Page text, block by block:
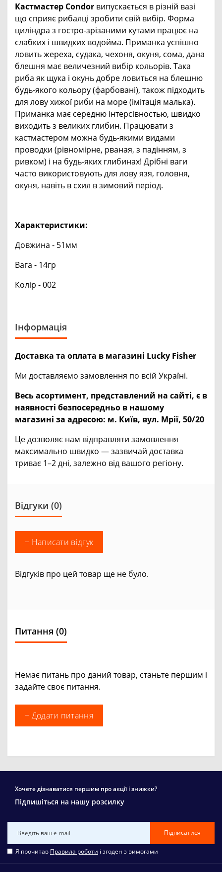
Кастмастер Condor випускається в різній вазі
що сприяє рибалці зробити свій вибір. Форма
циліндра з гостро-зрізаними кутами працює на
слабких і швидких водойма. Приманка успішно
ловить жереха, судака, чехоня, окуня, сома, дана
блешня має величезний вибір кольорів. Така
риба як щука і окунь добре ловиться на блешню
будь-якого кольору (фарбовані), також підходить
для лову хижої риби на море (імітація малька).
Приманка має середню інтерсівностью, швидко
виходить з великих глибин. Працювати з
кастмастером можна будь-якими видами
проводки (рівномірне, рваная, з падінням, з
ривком) і на будь-яких глибинах! Дрібні ваги
часто використовують для лову язя, головня,
окуня, навіть в схил в зимовий період.
Характеристики:
Довжина - 51мм
Вага - 14гр
Колір - 002
Інформація
Доставка та оплата в магазині Lucky Fisher
Ми доставляємо замовлення по всій Україні.
Весь асортимент, представлений на сайті, є в
наявності безпосередньо в нашому
магазині за адресою: м. Київ, вул. Мрії, 50/20
Це дозволяє нам відправляти замовлення
максимально швидко — зазвичай доставка
триває 1–2 дні, залежно від вашого регіону.
Відгуки (0)
+ Написати відгук
Відгуків про цей товар ще не було.
Питання (0)
Немає питань про даний товар, станьте першим і
задайте своє питання.
+ Додати питання
Хочете дізнаватися першим про акції і знижки?
Підпишіться на нашу розсилку
Підписатися
Я прочитав Правила роботи і згоден з вимогами